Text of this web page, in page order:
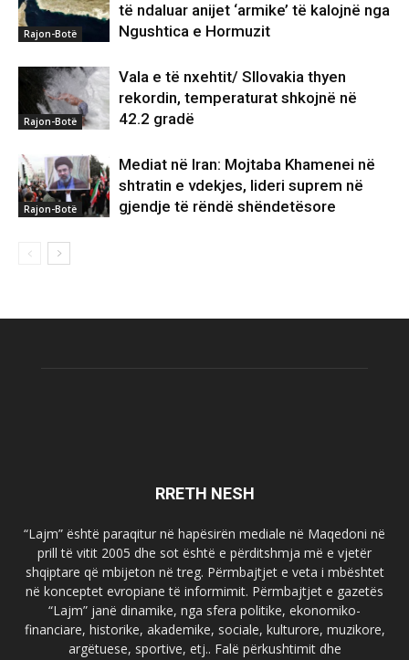
Rajon-Botë
të ndaluar anijet ‘armike’ të kalojnë nga
Ngushtica e Hormuzit
Rajon-Botë
Vala e të nxehtit/ Sllovakia thyen
rekordin, temperaturat shkojnë në
42.2 gradë
Rajon-Botë
Mediat në Iran: Mojtaba Khamenei në
shtratin e vdekjes, lideri suprem në
gjendje të rëndë shëndetësore
RRETH NESH
“Lajm” është paraqitur në hapësirën mediale në Maqedoni në
prill të vitit 2005 dhe sot është e përditshmja më e vjetër
shqiptare që mbijeton në treg. Përmbajtjet e veta i mbështet
në konceptet evropiane të informimit. Përmbajtjet e gazetës
“Lajm” janë dinamike, nga sfera politike, ekonomiko-
financiare, historike, akademike, sociale, kulturore, muzikore,
argëtuese, sportive, etj.. Falë përkushtimit dhe